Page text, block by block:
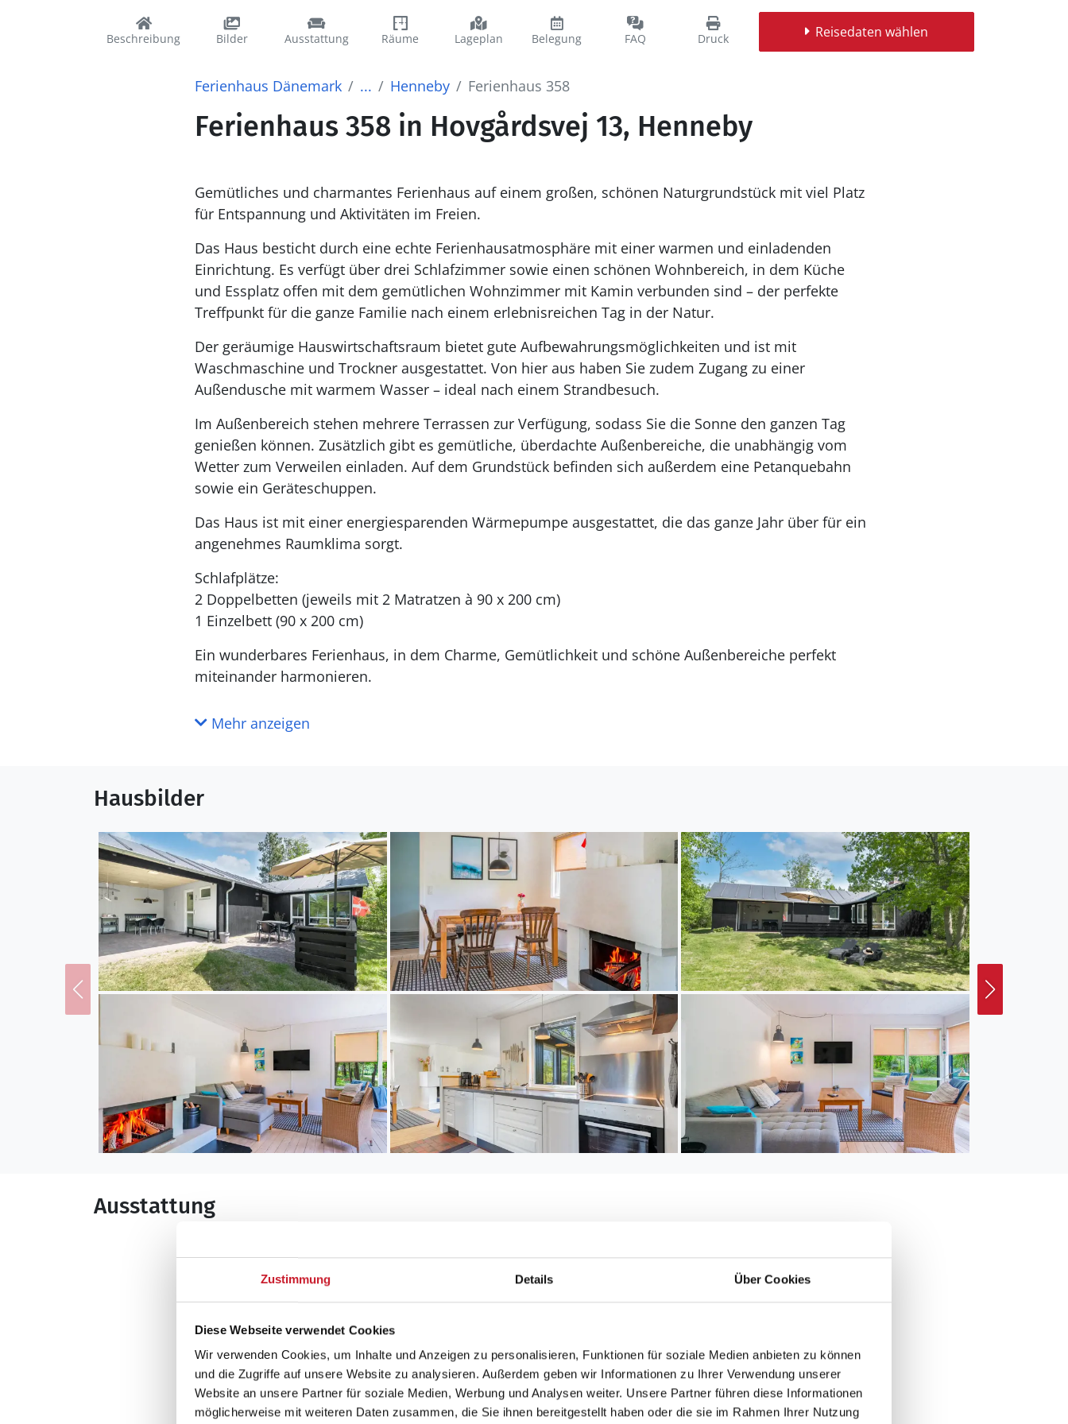
Zustimmung Details Über Cookies
Diese Webseite verwendet Cookies
Wir verwenden Cookies, um Inhalte und Anzeigen zu personalisieren, Funktionen für soziale Medien anbieten zu können
und die Zugriffe auf unsere Website zu analysieren. Außerdem geben wir Informationen zu Ihrer Verwendung unserer
Website an unsere Partner für soziale Medien, Werbung und Analysen weiter. Unsere Partner führen diese Informationen
möglicherweise mit weiteren Daten zusammen, die Sie ihnen bereitgestellt haben oder die sie im Rahmen Ihrer Nutzung
Beschreibung Bilder Ausstattung Räume Lageplan Belegung FAQ Druck Reisedaten wählen
Ferienhaus Dänemark ... Henneby Ferienhaus 358
Ferienhaus 358 in Hovgårdsvej 13, Henneby
Gemütliches und charmantes Ferienhaus auf einem großen, schönen Naturgrundstück mit viel Platz
für Entspannung und Aktivitäten im Freien.
Das Haus besticht durch eine echte Ferienhausatmosphäre mit einer warmen und einladenden
Einrichtung. Es verfügt über drei Schlafzimmer sowie einen schönen Wohnbereich, in dem Küche
und Essplatz offen mit dem gemütlichen Wohnzimmer mit Kamin verbunden sind – der perfekte
Treffpunkt für die ganze Familie nach einem erlebnisreichen Tag in der Natur.
Der geräumige Hauswirtschaftsraum bietet gute Aufbewahrungsmöglichkeiten und ist mit
Waschmaschine und Trockner ausgestattet. Von hier aus haben Sie zudem Zugang zu einer
Außendusche mit warmem Wasser – ideal nach einem Strandbesuch.
Im Außenbereich stehen mehrere Terrassen zur Verfügung, sodass Sie die Sonne den ganzen Tag
genießen können. Zusätzlich gibt es gemütliche, überdachte Außenbereiche, die unabhängig vom
Wetter zum Verweilen einladen. Auf dem Grundstück befinden sich außerdem eine Petanquebahn
sowie ein Geräteschuppen.
Das Haus ist mit einer energiesparenden Wärmepumpe ausgestattet, die das ganze Jahr über für ein
angenehmes Raumklima sorgt.
Schlafplätze:
2 Doppelbetten (jeweils mit 2 Matratzen à 90 x 200 cm)
1 Einzelbett (90 x 200 cm)
Ein wunderbares Ferienhaus, in dem Charme, Gemütlichkeit und schöne Außenbereiche perfekt
miteinander harmonieren.
Mehr anzeigen
Hausbilder
Ausstattung
Anzahl Haustiere maximal: 1
Anzahl Personen: 5
Grundstücksfläche: 2.800 m²
Nichtraucher
Wohnfläche: 88 m²
Abstand Einkauf: 2.400 m
Abstand Wasser: 2.600 m
Wohnbereich Schlafbereich